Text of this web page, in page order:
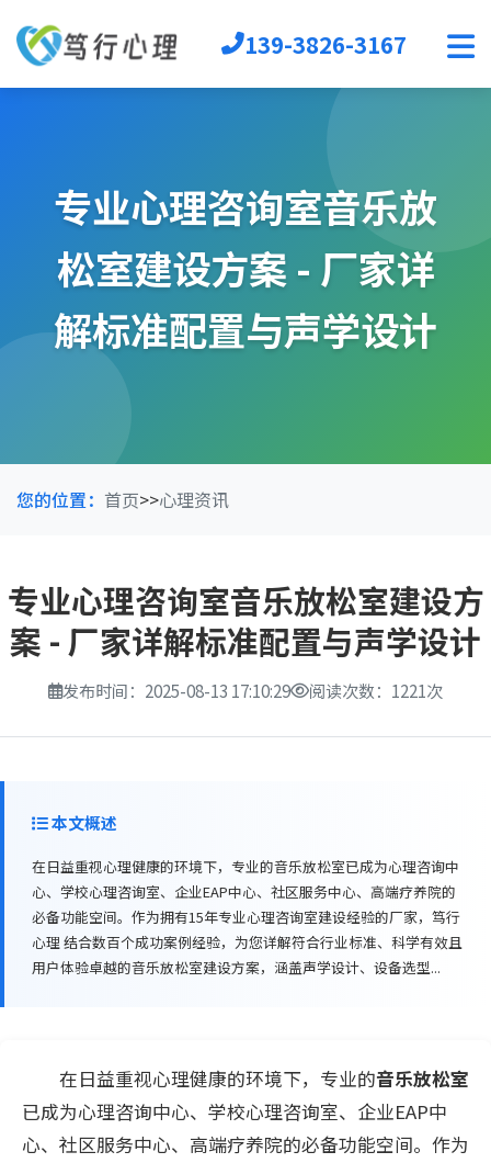
音乐放松椅
心理沙盘
宣泄设备
团辅器材
VR心理
生涯规划
139-3826-3167
专业心理咨询室音乐放
松室建设方案 - 厂家详
解标准配置与声学设计
您的位置： 首页>>心理资讯
专业心理咨询室音乐放松室建设方
案 - 厂家详解标准配置与声学设计
发布时间：2025-08-13 17:10:29 阅读次数：1221次
本文概述
在日益重视心理健康的环境下，专业的音乐放松室已成为心理咨询中
心、学校心理咨询室、企业EAP中心、社区服务中心、高端疗养院的
必备功能空间。作为拥有15年专业心理咨询室建设经验的厂家，笃行
心理 结合数百个成功案例经验，为您详解符合行业标准、科学有效且
用户体验卓越的音乐放松室建设方案，涵盖声学设计、设备选型...
在日益重视心理健康的环境下，专业的音乐放松室
已成为心理咨询中心、学校心理咨询室、企业EAP中
心、社区服务中心、高端疗养院的必备功能空间。作为